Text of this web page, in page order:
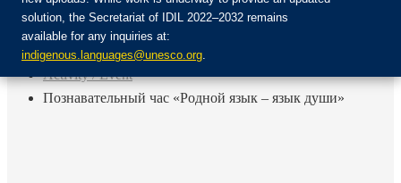
Login
ES
RU
Home
Activity / Event
Познавательный час «Родной язык – язык души»
solution, the Secretariat of IDIL 2022–2032 remains
available for any inquiries at:
indigenous.languages@unesco.org.